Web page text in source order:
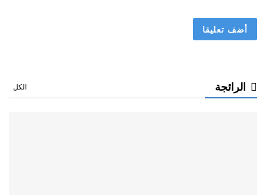
الرائجة الكل